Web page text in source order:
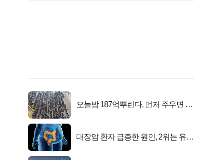
오늘밤 187억뿌린다, 먼저 주우면 최
대장암 환자 급증한 원인, 2위는 유산